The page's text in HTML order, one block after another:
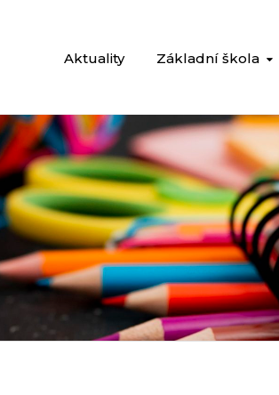
Aktuality Základní škola